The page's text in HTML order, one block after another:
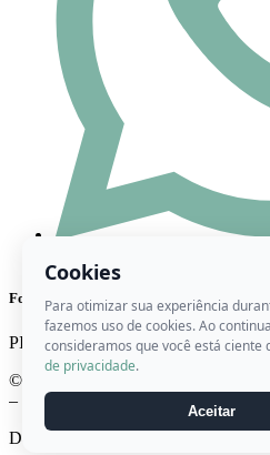
Formas de Pagamento
PIX Cartão Boleto
© 2026 Ateliê Roberta Artes ·
– SC · Brasil
Desenvolvido por
Cookies
Para otimizar sua experiência
fazemos uso de cookies. Ao
consideramos que você está ciente
de privacidade.
Aceitar